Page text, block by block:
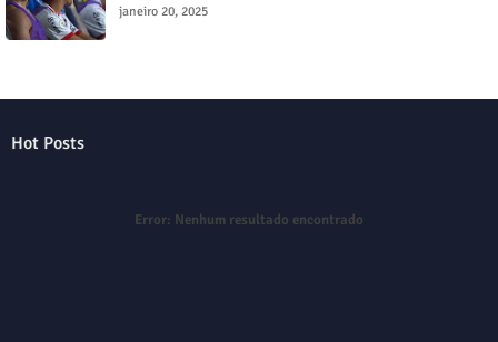
janeiro 20, 2025
Hot Posts
Error: Nenhum resultado encontrado